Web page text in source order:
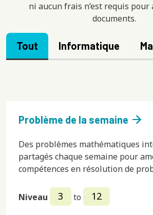
ni aucun frais n’est requis pour
documents.
Tout Informatique
Problème de la semaine arrow_forward
Des problèmes mathématiques
partagés chaque semaine pour
compétences en résolution de
Niveau 3 to 12